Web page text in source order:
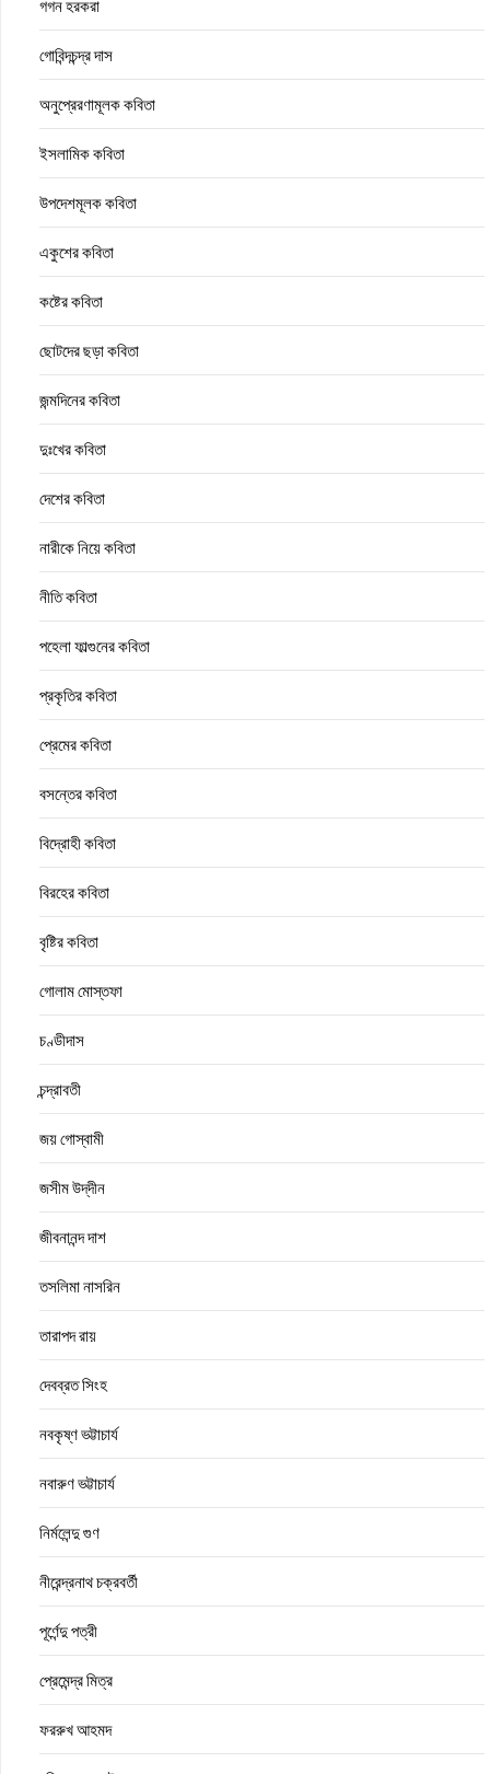
গগন হরকরা
গোবিন্দচন্দ্র দাস
অনুপ্রেরণামূলক কবিতা
ইসলামিক কবিতা
উপদেশমূলক কবিতা
একুশের কবিতা
কষ্টের কবিতা
ছোটদের ছড়া কবিতা
জন্মদিনের কবিতা
দুঃখের কবিতা
দেশের কবিতা
নারীকে নিয়ে কবিতা
নীতি কবিতা
পহেলা ফাল্গুনের কবিতা
প্রকৃতির কবিতা
প্রেমের কবিতা
বসন্তের কবিতা
বিদ্রোহী কবিতা
বিরহের কবিতা
বৃষ্টির কবিতা
গোলাম মোস্তফা
চণ্ডীদাস
চন্দ্রাবতী
জয় গোস্বামী
জসীম উদ্‌দীন
জীবনানন্দ দাশ
তসলিমা নাসরিন
তারাপদ রায়
দেবব্রত সিংহ
নবকৃষ্ণ ভট্টাচার্য
নবারুণ ভট্টাচার্য
নির্মলেন্দু গুণ
নীরেন্দ্রনাথ চক্রবর্তী
পূর্ণেন্দু পত্রী
প্রেমেন্দ্র মিত্র
ফররুখ আহমদ